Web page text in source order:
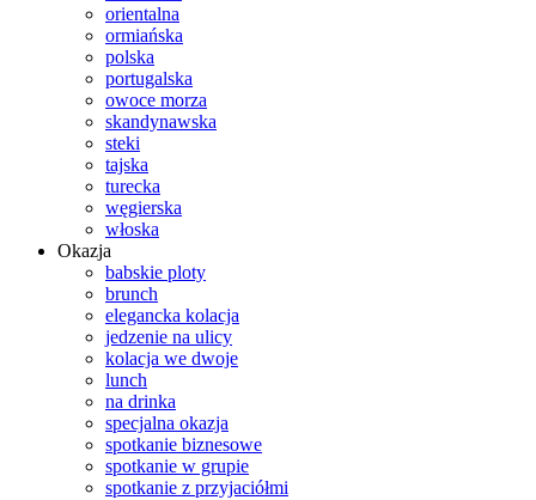
orientalna
ormiańska
polska
portugalska
owoce morza
skandynawska
steki
tajska
turecka
węgierska
włoska
Okazja
babskie ploty
brunch
elegancka kolacja
jedzenie na ulicy
kolacja we dwoje
lunch
na drinka
specjalna okazja
spotkanie biznesowe
spotkanie w grupie
spotkanie z przyjaciółmi